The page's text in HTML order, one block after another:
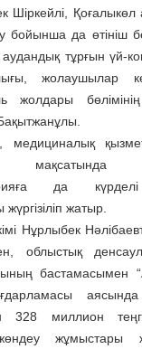
Шіркейлі,
бойынша да өтініш
тұрғын үй-
жолаушылар
жолдары
медициналық
мақсатында
да
жатыр.
Нұрлыбек
облыстық
бастамасымен
328 миллион
жұмыстары